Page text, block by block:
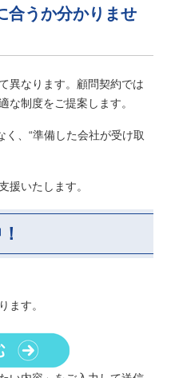
合うか分かりませ
異なります。顧問契約では
な制度をご提案します。
く、“準備した会社が受け取
援いたします。
ます。